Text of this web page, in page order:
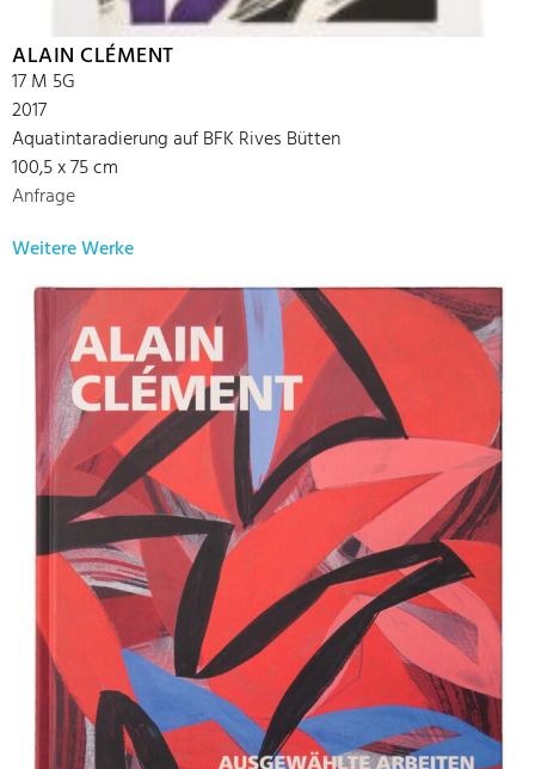
ALAIN CLÉMENT
17 M 5G
2017
Aquatintaradierung auf BFK Rives Bütten
100,5 x 75 cm
Anfrage
Weitere Werke